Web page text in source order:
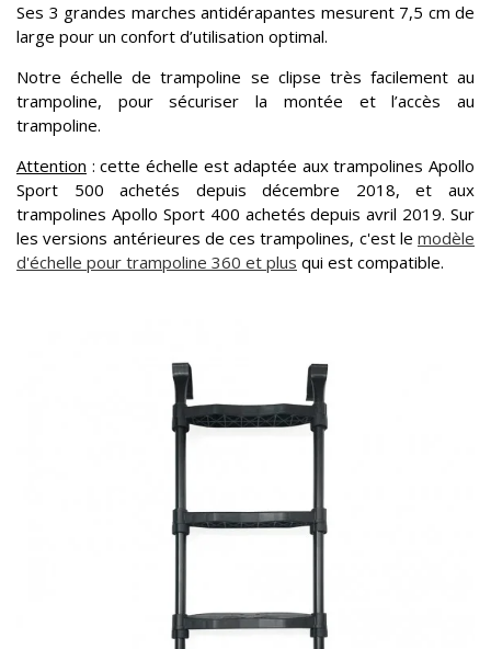
Ses 3 grandes marches antidérapantes mesurent 7,5 cm de
large pour un confort d’utilisation optimal.
Notre échelle de trampoline se clipse très facilement au
trampoline, pour sécuriser la montée et l’accès au
trampoline.
Attention : cette échelle est adaptée aux trampolines Apollo
Sport 500 achetés depuis décembre 2018, et aux
trampolines Apollo Sport 400 achetés depuis avril 2019. Sur
les versions antérieures de ces trampolines, c'est le modèle
d'échelle pour trampoline 360 et plus qui est compatible.